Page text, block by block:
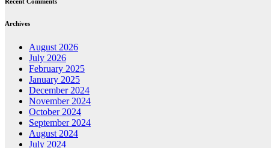
Recent Comments
Archives
August 2026
July 2026
February 2025
January 2025
December 2024
November 2024
October 2024
September 2024
August 2024
July 2024